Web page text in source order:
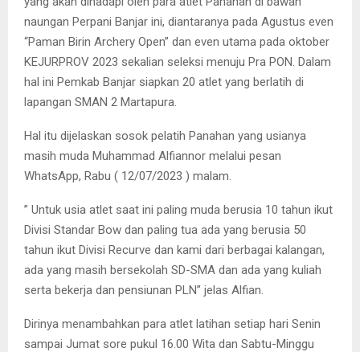
naungan Perpani Banjar ini, diantaranya pada Agustus even
“Paman Birin Archery Open” dan even utama pada oktober
KEJURPROV 2023 sekalian seleksi menuju Pra PON. Dalam
hal ini Pemkab Banjar siapkan 20 atlet yang berlatih di
lapangan SMAN 2 Martapura.
Hal itu dijelaskan sosok pelatih Panahan yang usianya
masih muda Muhammad Alfiannor melalui pesan
WhatsApp, Rabu ( 12/07/2023 ) malam.
” Untuk usia atlet saat ini paling muda berusia 10 tahun ikut
Divisi Standar Bow dan paling tua ada yang berusia 50
tahun ikut Divisi Recurve dan kami dari berbagai kalangan,
ada yang masih bersekolah SD-SMA dan ada yang kuliah
serta bekerja dan pensiunan PLN” jelas Alfian.
Dirinya menambahkan para atlet latihan setiap hari Senin
sampai Jumat sore pukul 16.00 Wita dan Sabtu-Minggu